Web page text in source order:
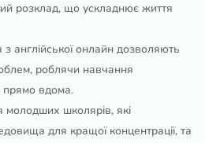
розклад, що ускладнює життя
з англійської онлайн дозволяють
роблячи навчання
прямо вдома.
школярів, які
для кращої концентрації, та